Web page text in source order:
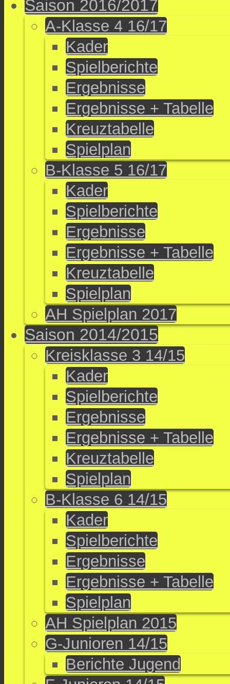
Saison 2016/2017
A-Klasse 4 16/17
Kader
Spielberichte
Ergebnisse
Ergebnisse + Tabelle
Kreuztabelle
Spielplan
B-Klasse 5 16/17
Kader
Spielberichte
Ergebnisse
Ergebnisse + Tabelle
Kreuztabelle
Spielplan
AH Spielplan 2017
Saison 2014/2015
Kreisklasse 3 14/15
Kader
Spielberichte
Ergebnisse
Ergebnisse + Tabelle
Kreuztabelle
Spielplan
B-Klasse 6 14/15
Kader
Spielberichte
Ergebnisse
Ergebnisse + Tabelle
Spielplan
AH Spielplan 2015
G-Junioren 14/15
Berichte Jugend